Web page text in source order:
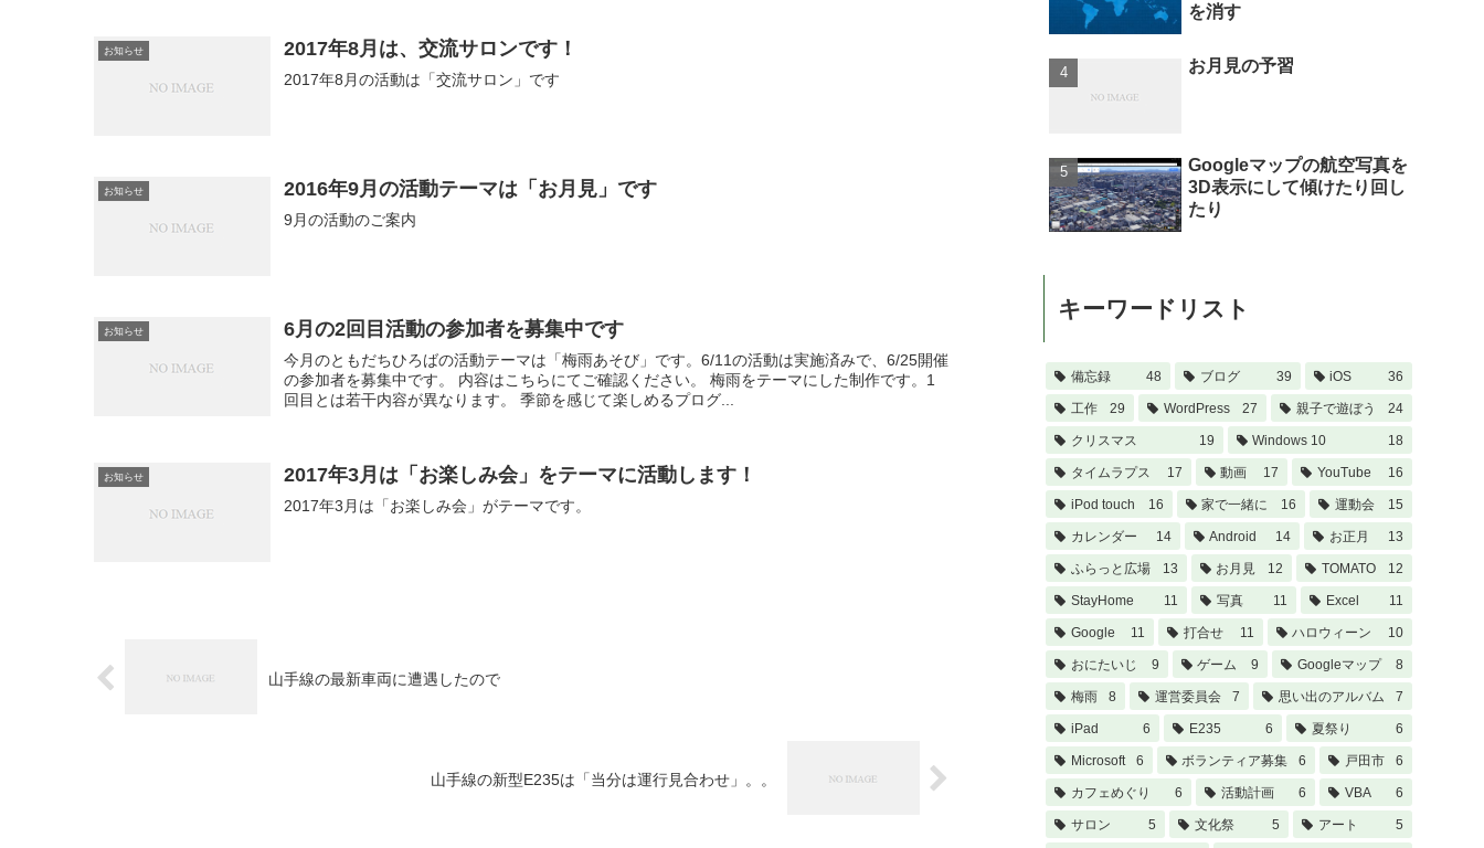
お知らせ 2017年8月は、交流サロンです！
2017年8月の活動は「交流サロン」です
お知らせ 2016年9月の活動テーマは「お月見」です
9月の活動のご案内
お知らせ 6月の2回目活動の参加者を募集中です
今月のともだちひろばの活動テーマは「梅雨あそび」です。6/11の活動は実施済みで、6/25開催
の参加者を募集中です。 内容はこちらにてご確認ください。 梅雨をテーマにした制作です。1
回目とは若干内容が異なります。 季節を感じて楽しめるプログ...
お知らせ 2017年3月は「お楽しみ会」をテーマに活動します！
2017年3月は「お楽しみ会」がテーマです。
山手線の最新車両に遭遇したので
山手線の新型E235は「当分は運行見合わせ」。。
を消す
お月見の予習
Googleマップの航空写真を
3D表示にして傾けたり回し
たり
キーワードリスト
備忘録 48 ブログ 39 iOS 36
工作 29 WordPress 27 親子で遊ぼう 24
クリスマス 19 Windows 10 18
タイムラプス 17 動画 17 YouTube 16
iPod touch 16 家で一緒に 16 運動会 15
カレンダー 14 Android 14 お正月 13
ふらっと広場 13 お月見 12 TOMATO 12
StayHome 11 写真 11 Excel 11
Google 11 打合せ 11 ハロウィーン 10
おにたいじ 9 ゲーム 9 Googleマップ 8
梅雨 8 運営委員会 7 思い出のアルバム 7
iPad 6 E235 6 夏祭り 6
Microsoft 6 ボランティア募集 6 戸田市 6
カフェめぐり 6 活動計画 6 VBA 6
サロン 5 文化祭 5 アート 5